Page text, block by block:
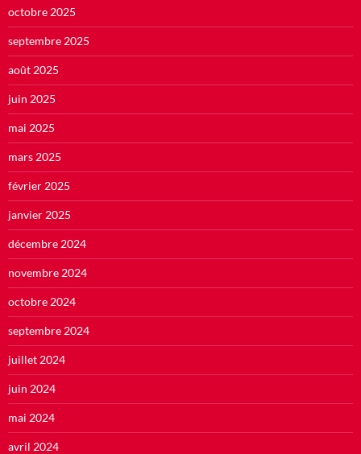
octobre 2025
septembre 2025
août 2025
juin 2025
mai 2025
mars 2025
février 2025
janvier 2025
décembre 2024
novembre 2024
octobre 2024
septembre 2024
juillet 2024
juin 2024
mai 2024
avril 2024